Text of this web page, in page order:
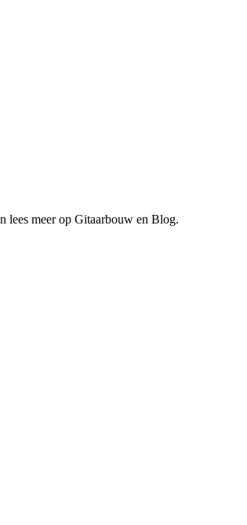
lees meer op Gitaarbouw en Blog.